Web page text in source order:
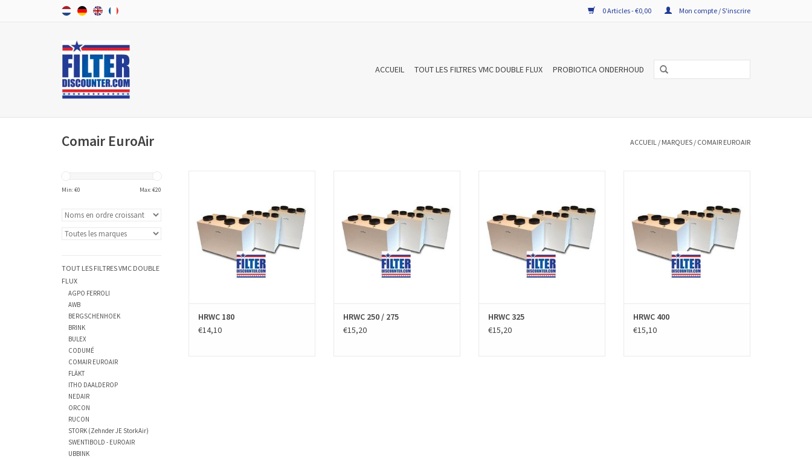
0 Articles - €0,00 Mon compte / S'inscrire
ACCUEIL TOUT LES FILTRES VMC DOUBLE FLUX PROBIOTICA ONDERHOUD
Comair EuroAir ACCUEIL / MARQUES / COMAIR EUROAIR
Min: €0 Max: €20
TOUT LES FILTRES VMC DOUBLE
FLUX
AGPO FERROLI
AWB
BERGSCHENHOEK
BRINK
BULEX
CODUMÉ
COMAIR EUROAIR
FLÄKT
ITHO DAALDEROP
NEDAIR
ORCON
RUCON
STORK (Zehnder JE StorkAir)
SWENTIBOLD - EUROAIR
UBBINK
sont de haute qualité et produits
conforme aux normes Européennes
AJOUTER AU PANIER
HRWC 180
€14,10
pour VMC sont de haute qualité et
produits conforme aux normes
Européennes EN779:2012
AJOUTER AU PANIER
HRWC 250 / 275
€15,20
pour VMC sont de haute qualité et
produits conforme aux normes
Européennes EN779:2012
AJOUTER AU PANIER
HRWC 325
€15,20
sont de haute qualité et produits
conforme aux normes Européennes
AJOUTER AU PANIER
HRWC 400
€15,10